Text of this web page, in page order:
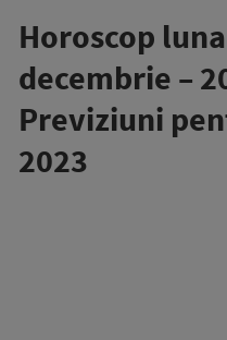
Horoscop
decembrie –
Previziuni
2023